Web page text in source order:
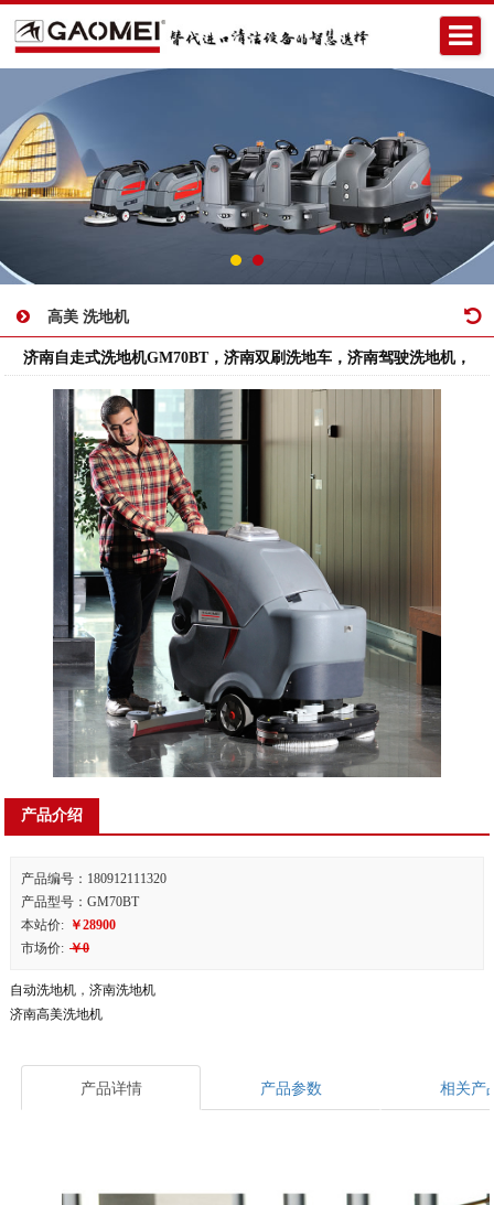
高美 洗地机
济南自走式洗地机GM70BT，济南双刷洗地车，济南驾驶洗地机，
产品介绍
产品编号：180912111320
产品型号：GM70BT
本站价: ￥28900
市场价: ￥0
自动洗地机 ，济南洗地机
济南高美洗地机
产品详情 产品参数 相关产